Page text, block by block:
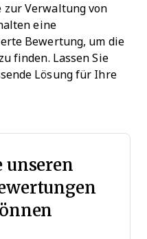
zur Verwaltung von
eine
Bewertung, um die
finden. Lassen Sie
Lösung für Ihre
unseren